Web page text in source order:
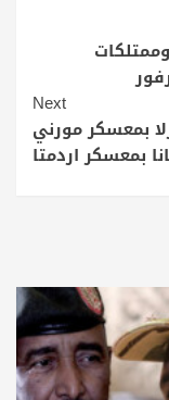
Next
تدمر (400) منزلا بمعسكر مورني